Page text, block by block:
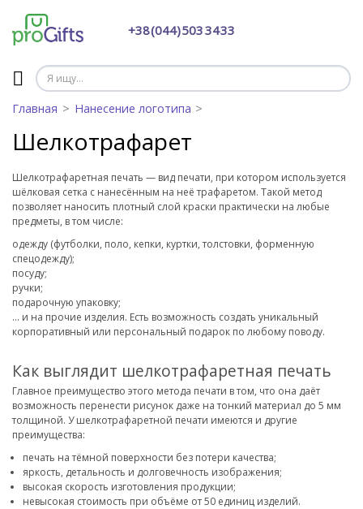
+38 (044) 503 34 33
Главная Нанесение логотипа
Шелкотрафарет
Шелкотрафаретная печать — вид печати, при котором используется
шёлковая сетка с нанесённым на неё трафаретом. Такой метод
позволяет наносить плотный слой краски практически на любые
предметы, в том числе:
одежду (футболки, поло, кепки, куртки, толстовки, форменную
спецодежду);
посуду;
ручки;
подарочную упаковку;
… и на прочие изделия. Есть возможность создать уникальный
корпоративный или персональный подарок по любому поводу.
Как выглядит шелкотрафаретная печать
Главное преимущество этого метода печати в том, что она даёт
возможность перенести рисунок даже на тонкий материал до 5 мм
толщиной. У шелкотрафаретной печати имеются и другие
преимущества:
печать на тёмной поверхности без потери качества;
яркость, детальность и долговечность изображения;
высокая скорость изготовления продукции;
невысокая стоимость при объёме от 50 единиц изделий.